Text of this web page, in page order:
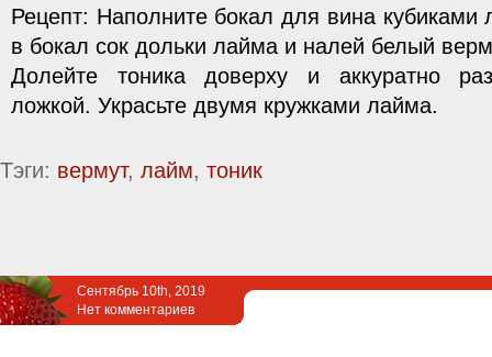
Рецепт: Наполните бокал для вина
в бокал сок дольки лайма и налей белый
Долейте тоника доверху и аккуратно
ложкой. Украсьте двумя кружками лайма.
Тэги: вермут, лайм, тоник
Сентябрь 10th, 2019
Нет комментариев